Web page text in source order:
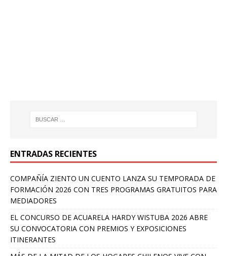
ENTRADAS RECIENTES
COMPAÑÍA ZIENTO UN CUENTO LANZA SU TEMPORADA DE
FORMACIÓN 2026 CON TRES PROGRAMAS GRATUITOS PARA
MEDIADORES
EL CONCURSO DE ACUARELA HARDY WISTUBA 2026 ABRE
SU CONVOCATORIA CON PREMIOS Y EXPOSICIONES
ITINERANTES